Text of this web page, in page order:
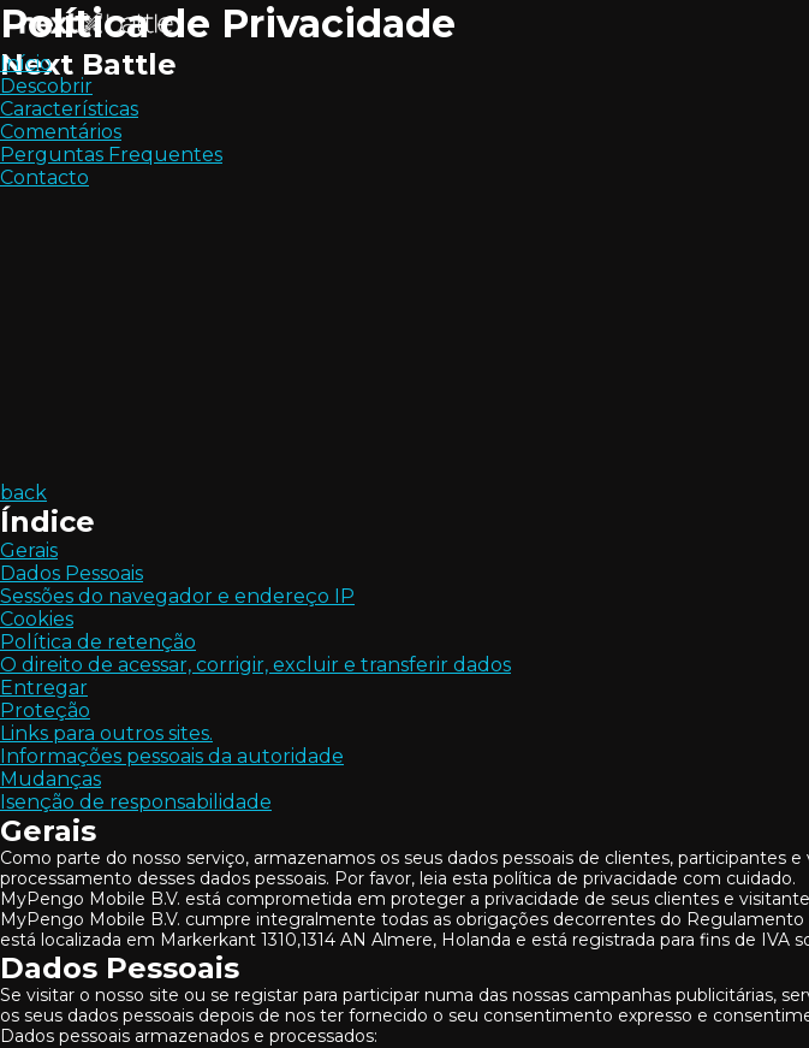
Início
Descobrir
Características
Comentários
Perguntas Frequentes
Contacto
Política de Privacidade
Next Battle
back
Índice
Gerais
Dados Pessoais
Sessões do navegador e endereço IP
Cookies
Política de retenção
O direito de acessar, corrigir, excluir e transferir dados
Entregar
Proteção
Links para outros sites.
Informações pessoais da autoridade
Mudanças
Isenção de responsabilidade
Gerais
Como parte do nosso serviço, armazenamos os seus dados pessoais de clientes,
processamento desses dados pessoais. Por favor, leia esta política de privacidade com cuidado.
MyPengo Mobile B.V. está comprometida em proteger a privacidade de seus clientes e
MyPengo Mobile B.V. cumpre integralmente todas as obrigações decorrentes do
está localizada em Markerkant 1310,1314 AN Almere, Holanda e está registrada para fins de IVA
Dados Pessoais
Se visitar o nosso site ou se registar para participar numa das nossas campanhas publicitárias,
os seus dados pessoais depois de nos ter fornecido o seu consentimento expresso e
Dados pessoais armazenados e processados: